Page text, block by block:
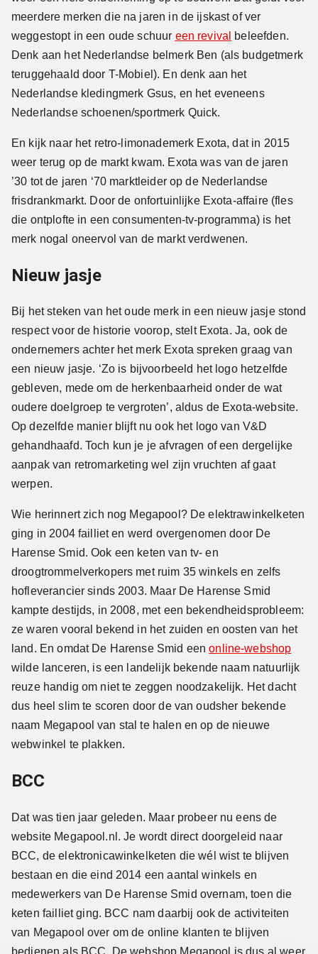
meerdere merken die na jaren in de ijskast of ver
weggestopt in een oude schuur een revival
beleefden.
Denk aan het Nederlandse belmerk Ben (als budgetmerk
teruggehaald door T-Mobiel). En denk aan het
Nederlandse kledingmerk Gsus, en het eveneens
Nederlandse schoenen/sportmerk Quick.
En kijk naar het retro-limonademerk Exota, dat in 2015
weer terug op de markt kwam. Exota was van de jaren
’30 tot de jaren ‘70 marktleider op de Nederlandse
frisdrankmarkt. Door de onfortuinlijke Exota-affaire (fles
die ontplofte in een consumenten-tv-programma) is het
merk nogal oneervol van de markt verdwenen.
Nieuw jasje
Bij het steken van het oude merk in een nieuw jasje stond
respect voor de historie voorop, stelt Exota. Ja, ook de
ondernemers achter het merk Exota spreken graag van
een nieuw jasje. ‘Zo is bijvoorbeeld het logo hetzelfde
gebleven, mede om de herkenbaarheid onder de wat
oudere doelgroep te vergroten’, aldus de Exota-website.
Op dezelfde manier blijft nu ook het logo van V&D
gehandhaafd. Toch kun je je afvragen of een dergelijke
aanpak van retromarketing wel zijn vruchten af gaat
werpen.
Wie herinnert zich nog Megapool? De elektrawinkelketen
ging in 2004 failliet en werd overgenomen door De
Harense Smid. Ook een keten van tv- en
droogtrommelverkopers met ruim 35 winkels en zelfs
hofleverancier sinds 2003. Maar De Harense Smid
kampte destijds, in 2008, met een bekendheidsprobleem:
ze waren vooral bekend in het zuiden en oosten van het
land. En omdat De Harense Smid eenonline-webshop
wilde lanceren, is een landelijk bekende naam natuurlijk
reuze handig om niet te zeggen noodzakelijk. Het dacht
dus heel slim te scoren door de van oudsher bekende
naam Megapool van stal te halen en op de nieuwe
webwinkel te plakken.
BCC
Dat was tien jaar geleden. Maar probeer nu eens de
website Megapool.nl. Je wordt direct doorgeleid naar
BCC, de elektronicawinkelketen die wél wist te blijven
bestaan en die eind 2014 een aantal winkels en
medewerkers van De Harense Smid overnam, toen die
keten failliet ging. BCC nam daarbij ook de activiteiten
van Megapool over om de online klanten te blijven